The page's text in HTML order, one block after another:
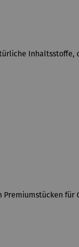
Inhaltsstoffe,
für